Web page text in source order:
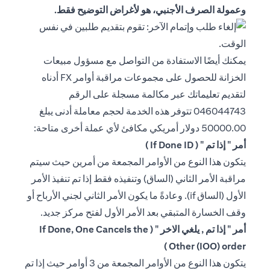
وعمولة الصرف الأجنبي، هو لأغراض التوضيح فقط.
يمكنك أيضًا الاستفادة من التواصل مع مسؤول مبيعات
الخزانة للحصول على مجموعات مراقبة أوامر FX أدناه
لتقديم تعليماتك عبر مكالمة مسجلة على الرقم
046044743 تتوفر هذه الخدمة لحجم معاملة أدنى يبلغ
50000.00 دولار أمريكي مكافئ لأي عملة أخرى متاحة:
أمر " إذا تم " ( If Done ID )
يتكون هذا النوع من الأوامر المجمعة من أمرين حيث سيتم
مراقبة الأمر الثاني (الساق) وتنفيذه فقط إذا تم تنفيذ الأمر
الأول (الساق if). وعادةً ما يكون الأمر الثاني لجني الأرباح أو
وقف الخسارة المتبقي بعد الأمر الأول لفتح مركز جديد.
أمر " إذا تم , يلغي الاخر " ( If Done, One Cancels the
Other (IOO) order )
يتكون هذا النوع من الأوامر المجمعة من 3 أوامر حيث إذا تم